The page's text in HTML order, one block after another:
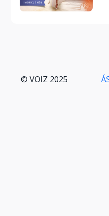
© VOIZ 2025